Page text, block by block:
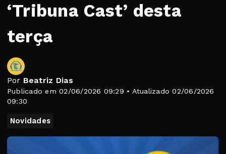
‘Tribuna Cast’ desta
terça
Por Beatriz Dias
Publicado em 02/06/2026 09:29 • Atualizado 02/06/2026
09:30
Novidades